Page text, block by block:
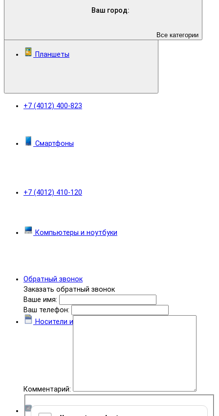
Ваш город:
+7 (4012) 400-823
+7 (4012) 410-120
Обратный звонок
Заказать обратный звонок
Ваше имя:
Ваш телефон:
Комментарий:
Все категории
Планшеты
Смартфоны
Компьютеры и ноутбуки
Носители информации
Комплектующие